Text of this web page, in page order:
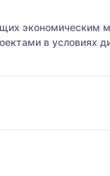
в условиях